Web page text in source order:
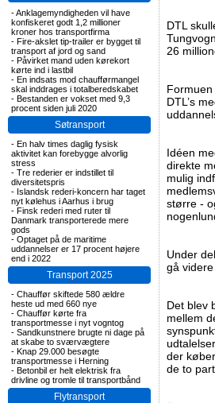
-Anklagemyndigheden vil have
konfiskeret godt 1,2 millioner
kroner hos transportfirma
- Fire-akslet tip-trailer er bygget til
transport af jord og sand
- Påvirket mand uden kørekort
kørte ind i lastbil
- En indsats mod chaufførmangel
skal inddrages i totalberedskabet
- Bestanden er vokset med 9,3
procent siden juli 2020
Søtransport
- En halv times daglig fysisk
aktivitet kan forebygge alvorlig
stress
- Tre rederier er indstillet til
diversitetspris
- Islandsk rederi-koncern har taget
nyt kølehus i Aarhus i brug
- Finsk rederi med ruter til
Danmark transporterede mere
gods
- Optaget på de maritime
uddannelser er 17 procent højere
end i 2022
Transport 2025
- Chauffør skiftede 580 ældre
heste ud med 660 nye
- Chauffør kørte fra
transportmesse i nyt vogntog
- Sandkunstnere brugte ni dage på
at skabe to sværvægtere
- Knap 29.000 besøgte
transportmesse i Herning
- Betonbil er helt elektrisk fra
drivline og tromle til transportbånd
Flytransport
DTL
26
DTL’s
Idéen
direkte
mulig
større -
Under
gå videre
Det blev
mellem
der
de to